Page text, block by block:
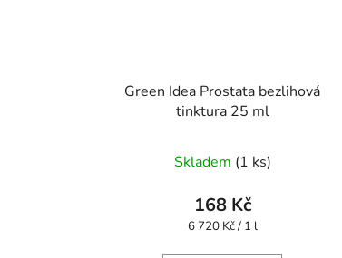
Green Idea Prostata bezlihová
tinktura 25 ml
Skladem (1 ks)
168 Kč
Měrná
6 720 Kč / 1 l